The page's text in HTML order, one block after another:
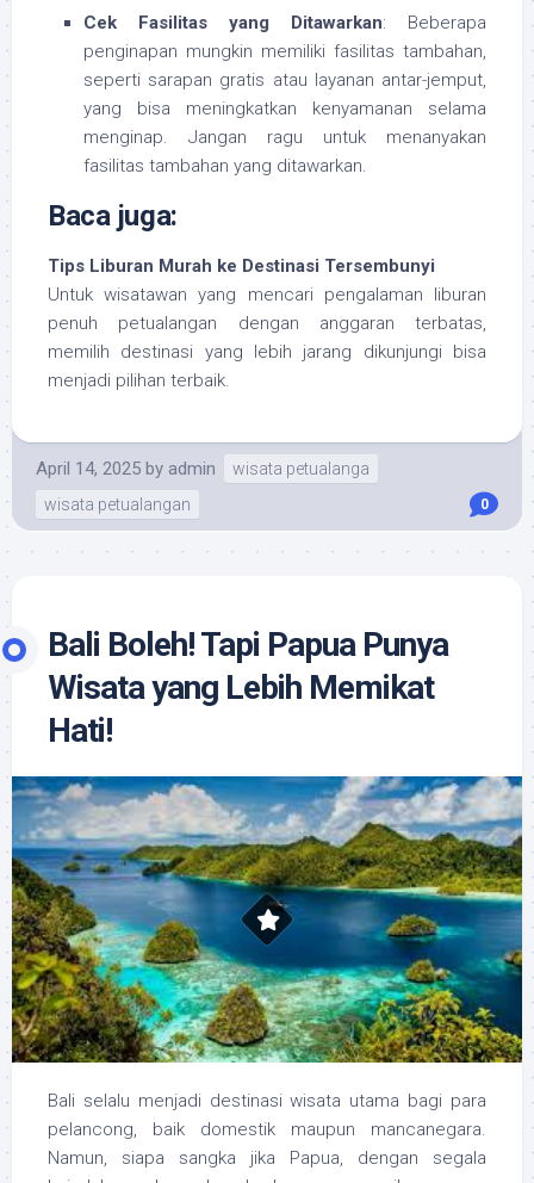
Cek Fasilitas yang Ditawarkan: Beberapa
penginapan mungkin memiliki fasilitas tambahan,
seperti sarapan gratis atau layanan antar-jemput,
yang bisa meningkatkan kenyamanan selama
menginap. Jangan ragu untuk menanyakan
fasilitas tambahan yang ditawarkan.
Baca juga:
Tips Liburan Murah ke Destinasi Tersembunyi
Untuk wisatawan yang mencari pengalaman liburan
penuh petualangan dengan anggaran terbatas,
memilih destinasi yang lebih jarang dikunjungi bisa
menjadi pilihan terbaik.
April 14, 2025 by admin
wisata petualanga
wisata petualangan
0
Bali Boleh! Tapi Papua Punya
Wisata yang Lebih Memikat
Hati!
Bali selalu menjadi destinasi wisata utama bagi para
pelancong, baik domestik maupun mancanegara.
Namun, siapa sangka jika Papua, dengan segala